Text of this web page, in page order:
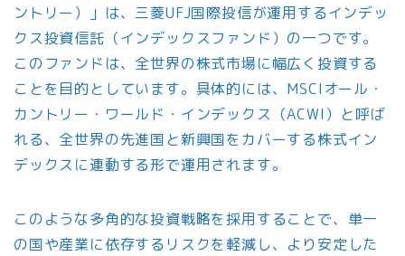
ントリー）」は、三菱UFJ国際投信が運用するインデッ
クス投資信託（インデックスファンド）の一つです。
このファンドは、全世界の株式市場に幅広く投資する
ことを目的としています。具体的には、MSCIオール・
カントリー・ワールド・インデックス（ACWI）と呼ば
れる、全世界の先進国と新興国をカバーする株式イン
デックスに連動する形で運用されます。
このような多角的な投資戦略を採用することで、単一
の国や産業に依存するリスクを軽減し、より安定した